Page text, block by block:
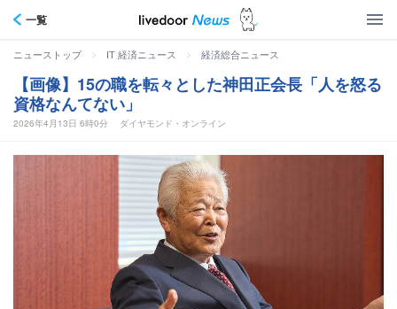
一覧
ニューストップ > IT 経済ニュース > 経済総合ニュース
【画像】15の職を転々とした神田正会長「人を怒る
資格なんてない」
2026年4月13日 6時0分 ダイヤモンド・オンライン